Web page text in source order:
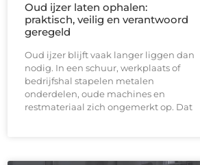
Oud ijzer laten ophalen:
praktisch, veilig en verantwoord
geregeld
Oud ijzer blijft vaak langer liggen dan
nodig. In een schuur, werkplaats of
bedrijfshal stapelen metalen
onderdelen, oude machines en
restmateriaal zich ongemerkt op. Dat